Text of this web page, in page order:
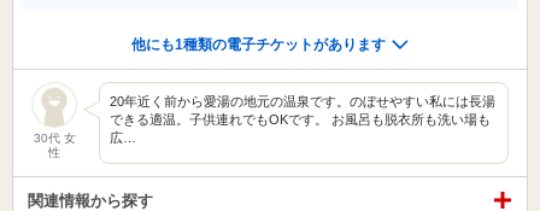
他にも1種類の電子チケットがあります
30代 女
性
20年近く前から愛湯の地元の温泉です。のぼせやすい私には長湯
できる適温。子供連れでもOKです。 お風呂も脱衣所も洗い場も
広…
関連情報から探す